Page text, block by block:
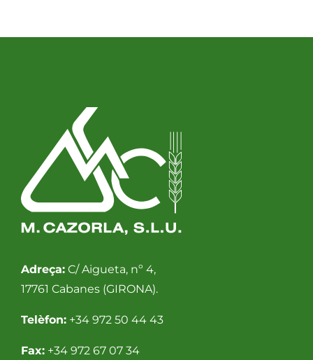
Adreça:C/ Aigueta, nº 4,
17761 Cabanes (GIRONA).
Telèfon:+34 972 50 44 43
Fax:+34 972 67 07 34